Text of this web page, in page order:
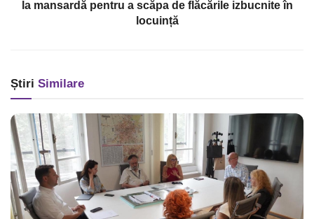
la mansardă pentru a scăpa de flăcările izbucnite în
locuință
Știri Similare